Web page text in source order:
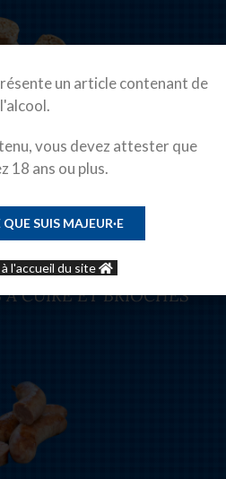
À CUIRE ET BRIOCHÉS
un article contenant de
l'alcool.
vous devez attester que
18 ans ou plus.
SUIS MAJEUR·E
l'accueil du site